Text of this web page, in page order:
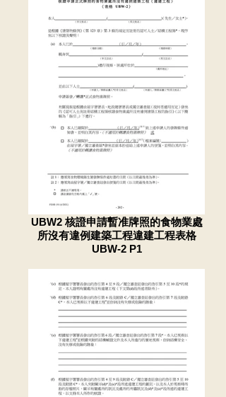
UBW2 核證申請暫准牌照的食物業處
所沒有違例建築工程違建工程表格
UBW-2 P1